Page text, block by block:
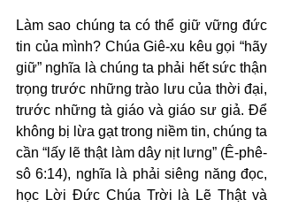
Làm sao chúng ta có thể giữ vững đức
tin của mình? Chúa Giê-xu kêu gọi “hãy
giữ” nghĩa là chúng ta phải hết sức thận
trọng trước những trào lưu của thời đại,
trước những tà giáo và giáo sư giả. Để
không bị lừa gạt trong niềm tin, chúng ta
cần “lấy lẽ thật làm dây nịt lưng” (Ê-phê-
sô 6:14), nghĩa là phải siêng năng đọc,
học Lời Đức Chúa Trời là Lẽ Thật và